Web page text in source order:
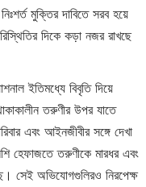
মুক্তির দাবিতে সরব হয়ে
দিকে কড়া নজর রাখছে
ইতিমধ্যে বিবৃতি দিয়ে
তরুণীর উপর যাতে
এবং আইনজীবীর সঙ্গে দেখা
হেফাজতে তরুণীকে মারধর এবং
সেই অভিযোগগুলিরও নিরপেক্ষ